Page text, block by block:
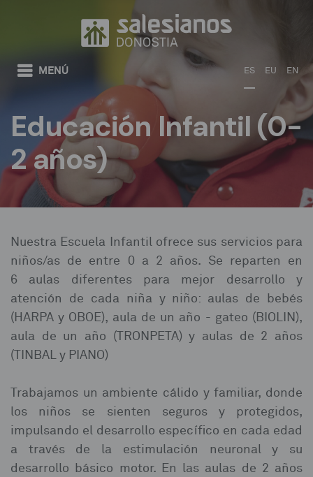
MENÚ ES EU EN
Educación Infantil (0-
2 años)
Usted está aquí
Nuestra Escuela Infantil ofrece sus servicios para
niños/as de entre 0 a 2 años. Se reparten en
6 aulas diferentes para mejor desarrollo y
atención de cada niña y niño: aulas de bebés
(HARPA y OBOE), aula de un año - gateo (BIOLIN),
aula de un año (TRONPETA) y aulas de 2 años
(TINBAL y PIANO)
Trabajamos un ambiente cálido y familiar, donde
los niños se sienten seguros y protegidos,
impulsando el desarrollo específico en cada edad
a través de la estimulación neuronal y su
desarrollo básico motor. En las aulas de 2 años